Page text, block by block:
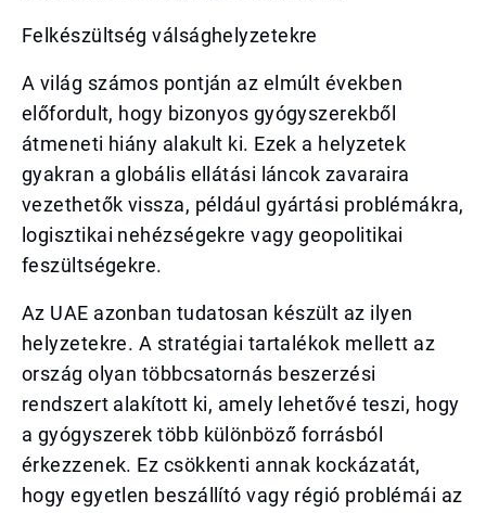
Felkészültség válsághelyzetekre
A világ számos pontján az elmúlt években
előfordult, hogy bizonyos gyógyszerekből
átmeneti hiány alakult ki. Ezek a helyzetek
gyakran a globális ellátási láncok zavaraira
vezethetők vissza, például gyártási problémákra,
logisztikai nehézségekre vagy geopolitikai
feszültségekre.
Az UAE azonban tudatosan készült az ilyen
helyzetekre. A stratégiai tartalékok mellett az
ország olyan többcsatornás beszerzési
rendszert alakított ki, amely lehetővé teszi, hogy
a gyógyszerek több különböző forrásból
érkezzenek. Ez csökkenti annak kockázatát,
hogy egyetlen beszállító vagy régió problémái az